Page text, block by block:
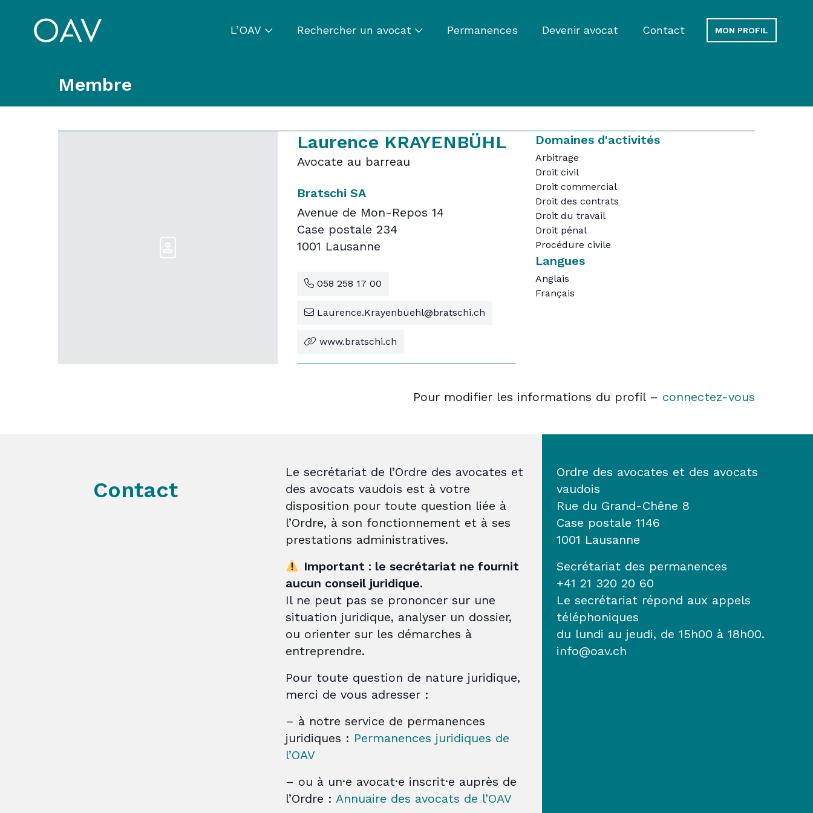
L’OAV Rechercher un avocat Permanences Devenir avocat Contact MON PROFIL
Membre
Laurence KRAYENBÜHL
Avocate au barreau
Bratschi SA
Avenue de Mon-Repos 14
Case postale 234
1001 Lausanne
058 258 17 00
Laurence.Krayenbuehl@bratschi.ch
www.bratschi.ch
Domaines d'activités
Arbitrage
Droit civil
Droit commercial
Droit des contrats
Droit du travail
Droit pénal
Procédure civile
Langues
Anglais
Français
Pour modifier les informations du profil – connectez-vous
Contact
Le secrétariat de l’Ordre des avocates et
des avocats vaudois est à votre
disposition pour toute question liée à
l’Ordre, à son fonctionnement et à ses
prestations administratives.
Important : le secrétariat ne fournit
aucun conseil juridique.
Il ne peut pas se prononcer sur une
situation juridique, analyser un dossier,
ou orienter sur les démarches à
entreprendre.
Pour toute question de nature juridique,
merci de vous adresser :
– à notre service de permanences
juridiques : Permanences juridiques de
l’OAV
– ou à un·e avocat·e inscrit·e auprès de
l’Ordre : Annuaire des avocats de l’OAV
Ordre des avocates et des avocats
vaudois
Rue du Grand-Chêne 8
Case postale 1146
1001 Lausanne
Secrétariat des permanences
+41 21 320 20 60
Le secrétariat répond aux appels
téléphoniques
du lundi au jeudi, de 15h00 à 18h00.
info@oav.ch